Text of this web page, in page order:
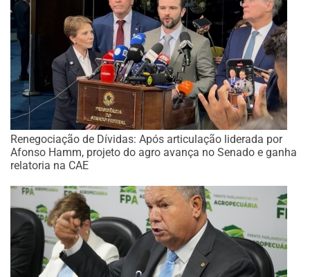
Renegociação de Dívidas: Após articulação liderada por
Afonso Hamm, projeto do agro avança no Senado e ganha
relatoria na CAE